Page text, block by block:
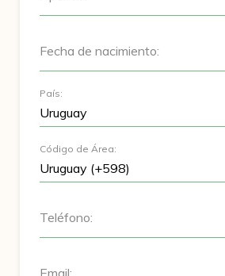
Fecha de nacimiento:
País:
Código de Área:
Teléfono:
Email: